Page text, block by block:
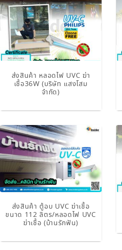
ส่งสินค้า หลอดไฟ UVC ฆ่า
เชื้อ36W (บริษัท แสงโสม
จำกัด)
ส่งสินค้า ตู้อบ UVC ฆ่าเชื้อ
ขนาด 112 ลิตร/หลอดไฟ UVC
ฆ่าเชื้อ (บ้านรักฟัน)